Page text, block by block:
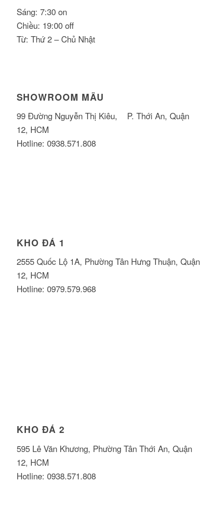
Sáng: 7:30 on
Chiều: 19:00 off
Từ: Thứ 2 – Chủ Nhật
SHOWROOM MẪU
99 Đường Nguyễn Thị Kiêu, P. Thới An, Quận
12, HCM
Hotline: 0938.571.808
KHO ĐÁ 1
2555 Quốc Lộ 1A, Phường Tân Hưng Thuận, Quận
12, HCM
Hotline: 0979.579.968
KHO ĐÁ 2
595 Lê Văn Khương, Phường Tân Thới An, Quận
12, HCM
Hotline: 0938.571.808